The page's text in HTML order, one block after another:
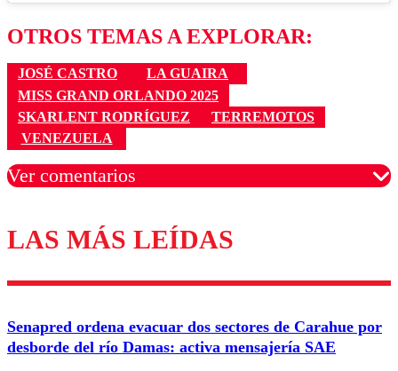
OTROS TEMAS A EXPLORAR:
JOSÉ CASTRO
LA GUAIRA
MISS GRAND ORLANDO 2025
SKARLENT RODRÍGUEZ
TERREMOTOS
VENEZUELA
Ver comentarios
Los comentarios son moderados para garantizar un
diálogo respetuoso.
Nombre
Correo
LAS MÁS LEÍDAS
Senapred ordena evacuar dos sectores de Carahue por
desborde del río Damas: activa mensajería SAE